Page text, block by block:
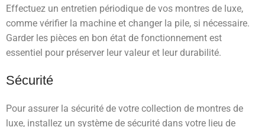
Effectuez un entretien périodique de vos montres de luxe,
comme vérifier la machine et changer la pile, si nécessaire.
Garder les pièces en bon état de fonctionnement est
essentiel pour préserver leur valeur et leur durabilité.
Sécurité
Pour assurer la sécurité de votre collection de montres de
luxe, installez un système de sécurité dans votre lieu de